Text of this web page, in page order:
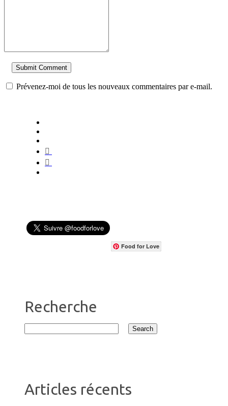
Prévenez-moi de tous les nouveaux commentaires par e-mail.
Food for Love
Recherche
Articles récents